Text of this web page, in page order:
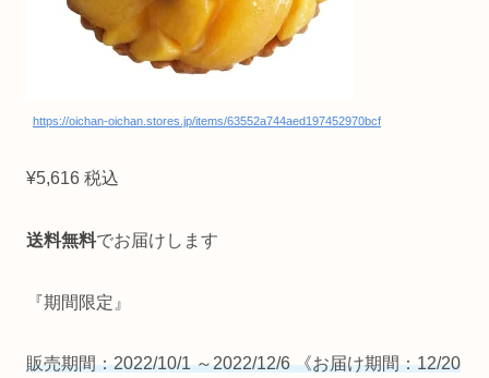
https://oichan-oichan.stores.jp/items/63552a744aed197452970bcf
¥5,616 税込
送料無料でお届けします
『期間限定』
販売期間：2022/10/1 ～2022/12/6 《お届け期間：12/20